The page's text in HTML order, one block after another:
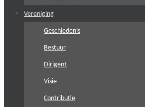
Vereniging
Geschiedenis
Bestuur
Dirigent
Visie
Contributie